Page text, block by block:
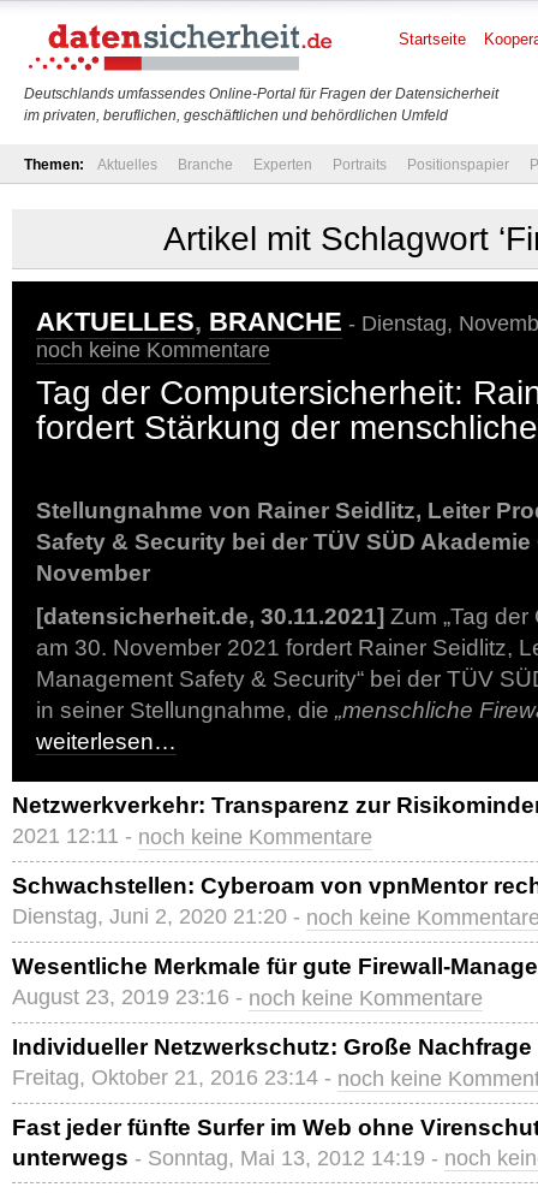
Deutschlands umfassendes Online-Portal für Fragen der Datensicherheit
im privaten, beruflichen, geschäftlichen und behördlichen Umfeld
Startseite
Themen: Aktuelles Branche Experten Portraits Positionspapier
Artikel mit Schlagwort
AKTUELLES, BRANCHE - Dienstag,
noch keine Kommentare
Tag der Computersicherheit:
fordert Stärkung der
Stellungnahme von Rainer Seidlitz, Leiter
Safety & Security bei der TÜV SÜD Akademie
November
[datensicherheit.de, 30.11.2021] Zum „Tag
am 30. November 2021 fordert Rainer Seidlitz,
Management Safety & Security“ bei der TÜV
in seiner Stellungnahme, die „menschliche
weiterlesen…
Netzwerkverkehr: Transparenz zur
2021 12:11 - noch keine Kommentare
Schwachstellen: Cyberoam von vpnMentor
Dienstag, Juni 2, 2020 21:20 - noch keine
Wesentliche Merkmale für gute Firewall-
August 23, 2019 23:16 - noch keine Kommentare
Individueller Netzwerkschutz: Große Nachfrage
Freitag, Oktober 21, 2016 23:14 - noch keine
Fast jeder fünfte Surfer im Web ohne
unterwegs - Sonntag, Mai 13, 2012 14:19 - noch